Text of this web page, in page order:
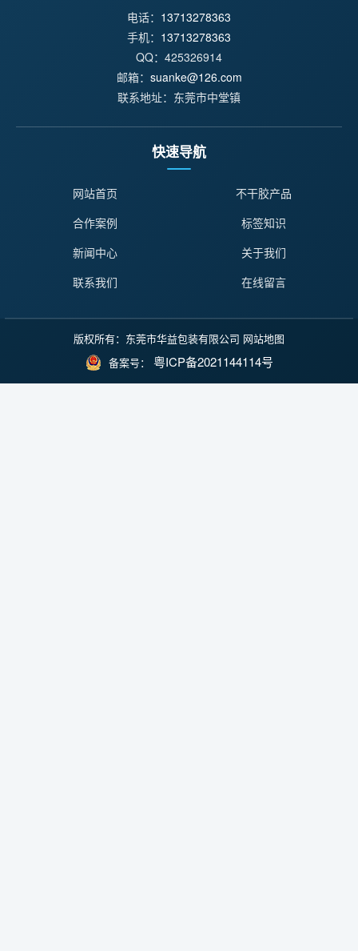
电话： 13713278363
手机： 13713278363
QQ：425326914
邮箱： suanke@126.com
联系地址：东莞市中堂镇
快速导航
网站首页
不干胶产品
合作案例
标签知识
新闻中心
关于我们
联系我们
在线留言
版权所有：东莞市华益包装有限公司 网站地图
备案号： 粤ICP备2021144114号